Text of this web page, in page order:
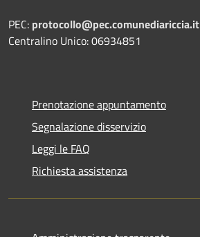
PEC: protocollo@pec.comunediariccia.it
Centralino Unico: 06934851
Prenotazione appuntamento
Segnalazione disservizio
Leggi le FAQ
Richiesta assistenza